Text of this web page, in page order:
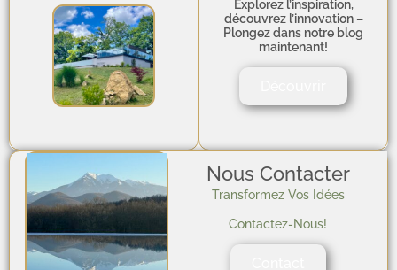
Explorez l’inspiration,
découvrez l’innovation –
Plongez dans notre blog
maintenant!
Nous Contacter
Transformez Vos Idées
Contactez-Nous!